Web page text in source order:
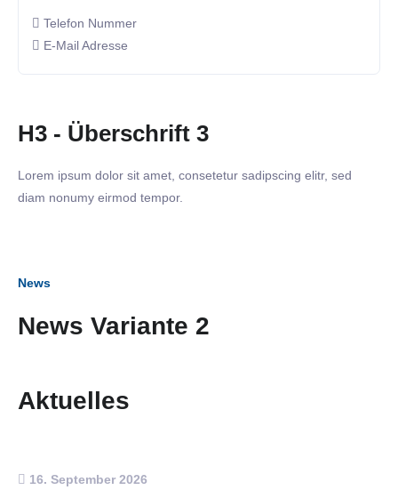
Telefon Nummer
E-Mail Adresse
H3 - Überschrift 3
Lorem ipsum dolor sit amet, consetetur sadipscing elitr, sed
diam nonumy eirmod tempor.
News
News Variante 2
Aktuelles
16. September 2026